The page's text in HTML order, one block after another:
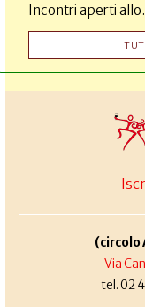
Incontri aperti
(circolo
Via
tel. 02